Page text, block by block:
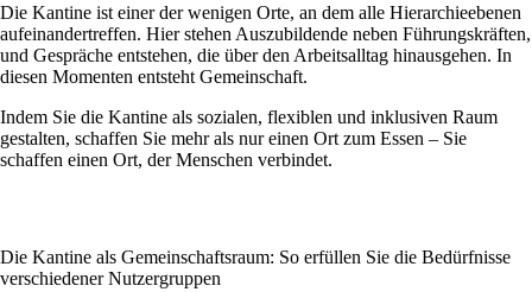
Die Kantine ist einer der wenigen Orte, an dem alle Hierarchieebenen
aufeinandertreffen. Hier stehen Auszubildende neben Führungskräften,
und Gespräche entstehen, die über den Arbeitsalltag hinausgehen. In
diesen Momenten entsteht Gemeinschaft.
Indem Sie die Kantine als sozialen, flexiblen und inklusiven Raum
gestalten, schaffen Sie mehr als nur einen Ort zum Essen – Sie
schaffen einen Ort, der Menschen verbindet.
Die Kantine als Gemeinschaftsraum: So erfüllen Sie die Bedürfnisse
verschiedener Nutzergruppen